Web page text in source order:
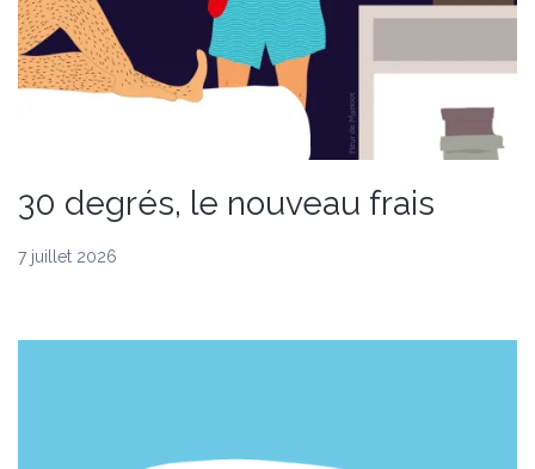
30 degrés, le nouveau frais
7 juillet 2026